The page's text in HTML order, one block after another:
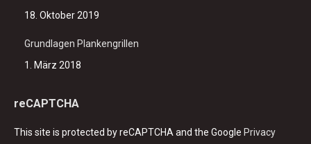
window
18. Oktober 2019
Grundlagen Plankengrillen
1. März 2018
reCAPTCHA
This site is protected by reCAPTCHA and the Google Privacy